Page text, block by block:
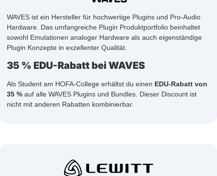
WAVES ist ein Hersteller für hochwertige Plugins und Pro-Audio
Hardware. Das umfangreiche Plugin Produktportfolio beinhaltet
sowohl Emulationen analoger Hardware als auch eigenständige
Plugin Konzepte in exzellenter Qualität.
35 % EDU-Rabatt bei WAVES
Als Student am HOFA-College erhältst du einen EDU-Rabatt von
35 % auf alle WAVES Plugins und Bundles. Dieser Discount ist
nicht mit anderen Rabatten kombinierbar.